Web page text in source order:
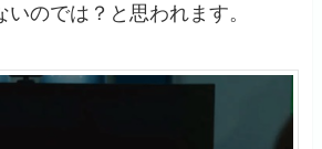
のでは？と思われます。